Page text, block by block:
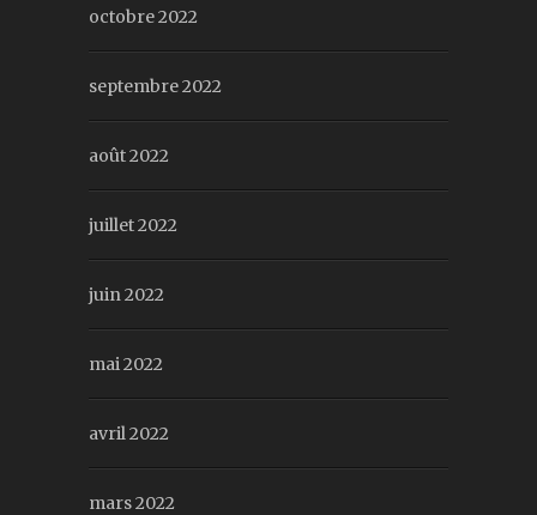
octobre 2022
septembre 2022
août 2022
juillet 2022
juin 2022
mai 2022
avril 2022
mars 2022